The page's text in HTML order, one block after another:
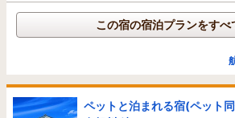
この宿の宿泊プランをすべ
ペットと泊まれる宿(ペット